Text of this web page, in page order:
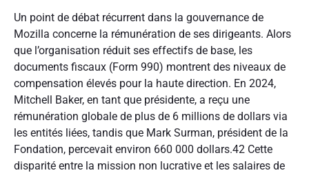
Un point de débat récurrent dans la gouvernance de
Mozilla concerne la rémunération de ses dirigeants. Alors
que l’organisation réduit ses effectifs de base, les
documents fiscaux (Form 990) montrent des niveaux de
compensation élevés pour la haute direction. En 2024,
Mitchell Baker, en tant que présidente, a reçu une
rémunération globale de plus de 6 millions de dollars via
les entités liées, tandis que Mark Surman, président de la
Fondation, percevait environ 660 000 dollars.42 Cette
disparité entre la mission non lucrative et les salaires de